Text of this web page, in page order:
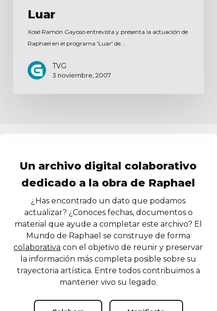
Luar
Xosé Ramón Gayoso entrevista y presenta la actuación de
Raphael en el programa 'Luar' de…
TVG
3 noviembre, 2007
Un archivo digital colaborativo
dedicado a la obra de Raphael
¿Has encontrado un dato que podamos
actualizar? ¿Conoces fechas, documentos o
material que ayude a completar este archivo? El
Mundo de Raphael se construye de forma
colaborativa con el objetivo de reunir y preservar
la información más completa posible sobre su
trayectoria artística. Entre todos contribuimos a
mantener vivo su legado.